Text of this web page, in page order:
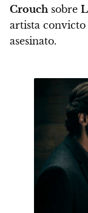
Crouch sobre
artista
asesinato.